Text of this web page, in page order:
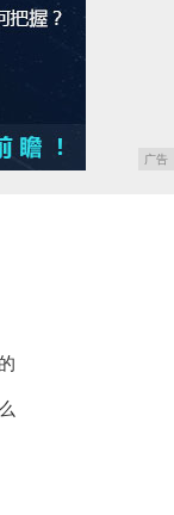
广告